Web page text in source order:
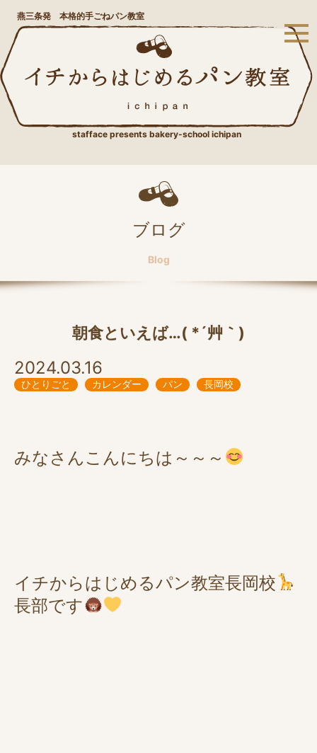
燕三条発 本格的手ごねパン教室
stafface presents bakery-school ichipan
ブログ
Blog
朝食といえば…( *´艸｀)
2024.03.16
ひとりごと カレンダー パン 長岡校
みなさんこんにちは～～～
イチからはじめるパン教室長岡校
長部です